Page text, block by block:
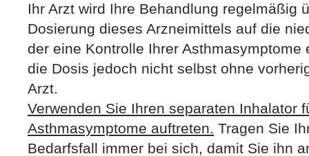
Ihr Arzt wird Ihre Behandlung regelmäßig
Dosierung dieses Arzneimittels auf die
der eine Kontrolle Ihrer Asthmasymptome
die Dosis jedoch nicht selbst ohne
Arzt.
Verwenden Sie Ihren separaten Inhalator
Asthmasymptome auftreten. Tragen Sie
Bedarfsfall immer bei sich, damit Sie ihn